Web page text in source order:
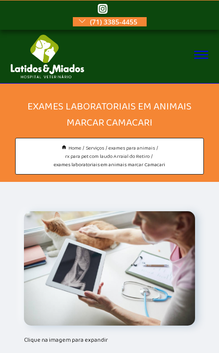
(71) 3385-4455
EXAMES LABORATORIAIS EM ANIMAIS
MARCAR CAMACARI
Home Serviços exames para animais
rx para pet com laudo Arraial do Retiro
exames laboratoriais em animais marcar Camacari
Clique na imagem para expandir